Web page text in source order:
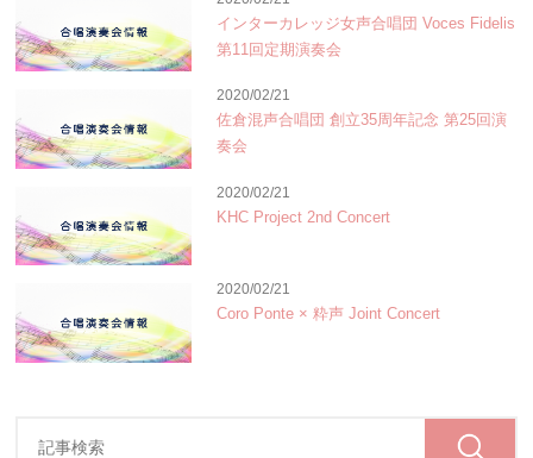
インターカレッジ女声合唱団 Voces Fidelis
第11回定期演奏会
2020/02/21
佐倉混声合唱団 創立35周年記念 第25回演
奏会
2020/02/21
KHC Project 2nd Concert
2020/02/21
Coro Ponte × 粋声 Joint Concert